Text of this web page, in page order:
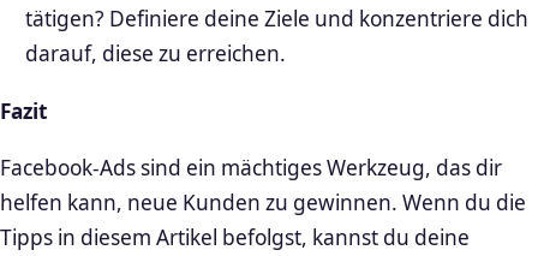
tätigen? Definiere deine Ziele und konzentriere dich
darauf, diese zu erreichen.
Fazit
Facebook-Ads sind ein mächtiges Werkzeug, das dir
helfen kann, neue Kunden zu gewinnen. Wenn du die
Tipps in diesem Artikel befolgst, kannst du deine